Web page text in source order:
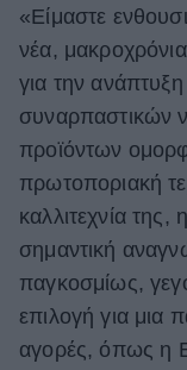
«Είμαστε
νέα,
για την
συναρπαστικών
προϊόντων
πρωτοποριακή
καλλιτεχνία της,
σημαντική
παγκοσμίως,
επιλογή για μια
αγορές, όπως η